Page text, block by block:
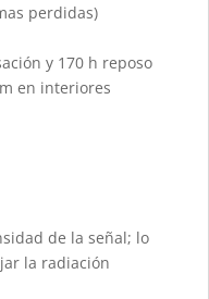
perdidas)
y 170 h reposo
en interiores
de la señal; lo
la radiación